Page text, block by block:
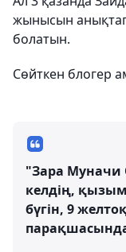
жынысын
болатын.
Сөйткен блогер
"Зара
келдің,
бүгін, 9